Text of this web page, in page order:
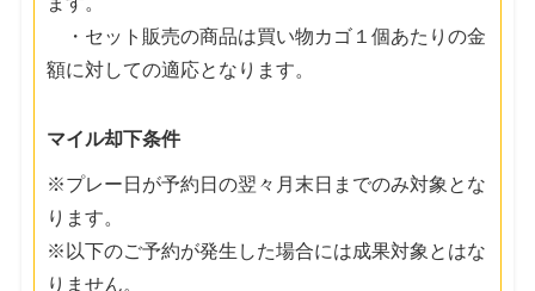
・セット販売の商品は買い物カゴ１個あたりの金
額に対しての適応となります。
マイル却下条件
※プレー日が予約日の翌々月末日までのみ対象とな
ります。
※以下のご予約が発生した場合には成果対象とはな
りません。